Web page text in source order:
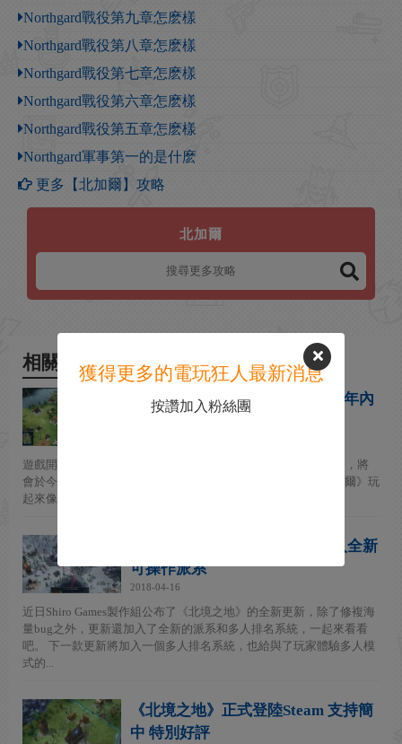
Northgard戰役第九章怎麽樣
Northgard戰役第八章怎麽樣
Northgard戰役第七章怎麽樣
Northgard戰役第六章怎麽樣
Northgard戰役第五章怎麽樣
Northgard軍事第一的是什麽
更多【北加爾】攻略
北加爾
相關新聞
維京人主題戰略遊戲《北加爾》年內
遊戲開發商 Shiro Games 的維京人主題實時戰略遊戲《北加爾》，將
會於今年稍晚登上 PlayStation 4、Xbox One 和 Switch。 《北加爾》玩
起來像是經典的《工人物語》系列...
《北境之地》全新更新公布 加入全新
可操作派系
2018-04-16
近日Shiro Games製作組公布了《北境之地》的全新更新，除了修複海
量bug之外，更新還加入了全新的派系和多人排名系統，一起來看看
吧。 下一款更新將加入一個多人排名系統，也給與了玩家體驗多人模
式的...
《北境之地》正式登陸Steam 支持簡
中 特別好評
獲得更多的電玩狂人最新消息
按讚加入粉絲團